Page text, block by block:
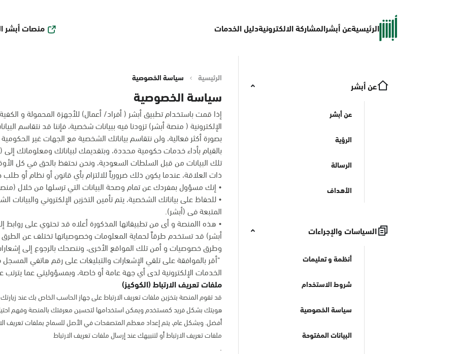
الرئيسيةعن أبشرالمشاركة الالكترونيةدليل الخدمات منصات أبشر
عن أبشر
عن أبشر
الرؤية
الرسالة
الأهداف
السياسات والإجراءات
أنظمة و تعليمات
شروط الاستخدام
سياسة الخصوصية
البيانات المفتوحة
الرئيسية سياسة الخصوصية
سياسة الخصوصية
إذا قمت باستخدام تطبيق أبشر ( أفراد/ أعمال) للأجهزة المحمولة و الكفية
الإلكترونية ( منصة أبشر) تزودنا فيه ببيانات شخصية، فإننا قد نتقاسم
بصورة أكثر فعالية، ولن نتقاسم بياناتك الشخصية مع الجهات غير
بالقيام بأداء خدمات حكومية محددة، وبتقديمك لبياناتك ومعلوماتك
تلك البيانات من قبل السلطات السعودية، ونحن نحتفظ بالحق في كل
ذات العلاقة، عندما يكون ذلك ضرورياً للالتزام بأي قانون أو نظام أو
• إنك مسؤول بمفردك عن تمام وصحة البيانات التي ترسلها من خلال
• للحفاظ على بياناتك الشخصية، يتم تأمين التخزين الإلكتروني والبيانات
المتبعة فى (أبشر).
• هذه االمنصة و أى من تطبيقاتها المذكورة أعلاه قد تحتوي على روابط
أبشر) قد تستخدم طرقاً لحماية المعلومات وخصوصياتها تختلف عن
وطرق خصوصيات و أمن تلك المواقع الأخرى، وننصحك بالرجوع إلى
"أقر بالموافقة على تلقي الإشعارات والتبليغات على رقم هاتفي
الخدمات الإلكترونية لدى أي جهة عامة أو خاصة، وبمسؤوليتي عما
ملفات تعريف الارتباط (الكوكيز)
قد تقوم المنصة بتخزين ملفات تعريف الارتباط على جهاز الحاسب الخاص بك عند
هويتك بشكل فريد كمستخدم ويمكن استخدامها لتحسين معرفتك بالمنصة وفهم
أفضل. وبشكل عام، يتم إعداد معظم المتصفحات في الأصل للسماح بملفات تعريف
ملفات تعريف الارتباط أو لتنبيهك عند إرسال ملفات تعريف الارتباط
.